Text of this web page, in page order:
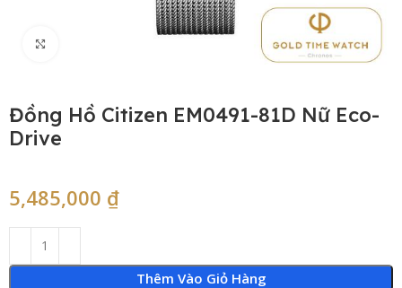
Đồng Hồ Citizen EM0491-81D Nữ Eco-
Drive
5,485,000 ₫
Thêm Vào Giỏ Hàng